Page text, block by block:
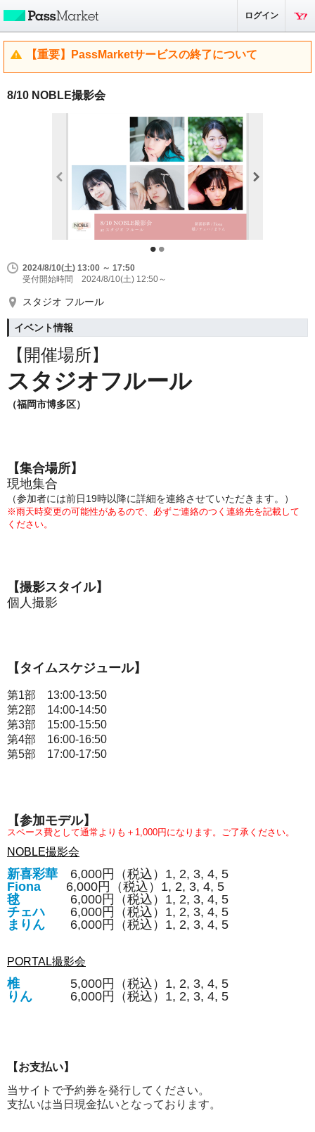
ログイン
【重要】PassMarketサービスの終了について
8/10 NOBLE撮影会
2024/8/10(土) 13:00 ～ 17:50
受付開始時間 2024/8/10(土) 12:50～
スタジオ フルール
イベント情報
【開催場所】
スタジオフルール
（福岡市博多区）
【集合場所】
現地集合
（参加者には前日19時以降に詳細を連絡させていただきます。）
※雨天時変更の可能性があるので、必ずご連絡のつく連絡先を記載して
ください。
【撮影スタイル】
個人撮影
【タイムスケジュール】
第1部 13:00-13:50
第2部 14:00-14:50
第3部 15:00-15:50
第4部 16:00-16:50
第5部 17:00-17:50
【参加モデル】
スペース費として通常よりも＋1,000円になります。ご了承ください。
NOBLE撮影会
新喜彩華 6,000円（税込）1, 2, 3, 4, 5
Fiona 6,000円（税込）1, 2, 3, 4, 5
毬6,000円（税込）1, 2, 3, 4, 5
チェハ 6,000円（税込）1, 2, 3, 4, 5
まりん 6,000円（税込）1, 2, 3, 4, 5
PORTAL撮影会
椎5,000円（税込）1, 2, 3, 4, 5
りん 6,000円（税込）1, 2, 3, 4, 5
【お支払い】
当サイトで予約券を発行してください。
支払いは当日現金払いとなっております。